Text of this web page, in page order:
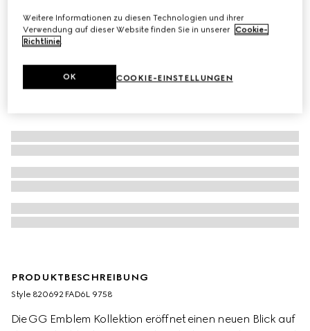
PRODUKTBESCHREIBUNG
Style ‎820692 FAD6L 9758
Die GG Emblem Kollektion eröffnet einen neuen Blick auf
Weitere Informationen zu diesen Technologien und ihrer
Verwendung auf dieser Website finden Sie in unserer Cookie-
Richtlinie.
COOKIE-EINSTELLUNGEN
OK